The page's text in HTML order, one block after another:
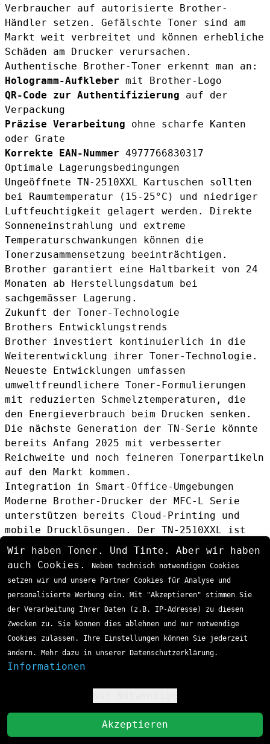
Verbraucher auf autorisierte Brother-
Händler setzen. Gefälschte Toner sind am
Markt weit verbreitet und können erhebliche
Schäden am Drucker verursachen.
Authentische Brother-Toner erkennt man an:
Hologramm-Aufkleber mit Brother-Logo
QR-Code zur Authentifizierung auf der
Verpackung
Präzise Verarbeitung ohne scharfe Kanten
oder Grate
Korrekte EAN-Nummer 4977766830317
Optimale Lagerungsbedingungen
Ungeöffnete TN-2510XXL Kartuschen sollten
bei Raumtemperatur (15-25°C) und niedriger
Luftfeuchtigkeit gelagert werden. Direkte
Sonneneinstrahlung und extreme
Temperaturschwankungen können die
Tonerzusammensetzung beeinträchtigen.
Brother garantiert eine Haltbarkeit von 24
Monaten ab Herstellungsdatum bei
sachgemässer Lagerung.
Zukunft der Toner-Technologie
Brothers Entwicklungstrends
Brother investiert kontinuierlich in die
Weiterentwicklung ihrer Toner-Technologie.
Neueste Entwicklungen umfassen
umweltfreundlichere Toner-Formulierungen
mit reduzierten Schmelztemperaturen, die
den Energieverbrauch beim Drucken senken.
Die nächste Generation der TN-Serie könnte
bereits Anfang 2025 mit verbesserter
Reichweite und noch feineren Tonerpartikeln
auf den Markt kommen.
Integration in Smart-Office-Umgebungen
Moderne Brother-Drucker der MFC-L Serie
unterstützen bereits Cloud-Printing und
mobile Drucklösungen. Der TN-2510XXL ist
optimal für diese digitalen
Arbeitsumgebungen ausgelegt, da er auch bei
häufigen Ein- und Ausschaltvorgängen
Wir haben Toner. Und Tinte. Aber wir haben
auch Cookies.
Neben technisch notwendigen Cookies
setzen wir und unsere Partner Cookies für Analyse und
personalisierte Werbung ein. Mit "Akzeptieren" stimmen Sie
der Verarbeitung Ihrer Daten (z.B. IP-Adresse) zu diesen
Zwecken zu. Sie können dies ablehnen und nur notwendige
Cookies zulassen. Ihre Einstellungen können Sie jederzeit
ändern. Mehr dazu in unserer Datenschutzerklärung.
Informationen
Akzeptieren